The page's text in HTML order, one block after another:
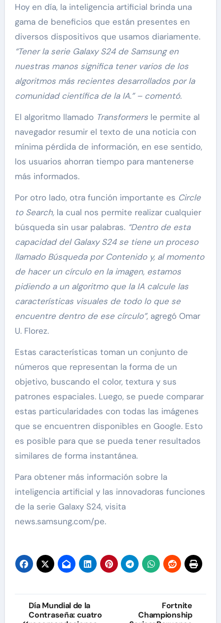
Hoy en día, la inteligencia artificial brinda una
gama de beneficios que están presentes en
diversos dispositivos que usamos diariamente.
“Tener la serie Galaxy S24 de Samsung en
nuestras manos significa tener varios de los
algoritmos más recientes desarrollados por la
comunidad científica de la IA.” – comentó.
El algoritmo llamado Transformersle permite al
navegador resumir el texto de una noticia con
mínima pérdida de información, en ese sentido,
los usuarios ahorran tiempo para mantenerse
más informados.
Por otro lado, otra función importante es Circle
to Search,la cual nos permite realizar cualquier
búsqueda sin usar palabras. “Dentro de esta
capacidad del Galaxy S24 se tiene un proceso
llamado Búsqueda por Contenido y, al momento
de hacer un círculo en la imagen, estamos
pidiendo a un algoritmo que la IA calcule las
características visuales de todo lo que se
encuentre dentro de ese círculo”, agregó Omar
U. Florez.
Estas características toman un conjunto de
números que representan la forma de un
objetivo, buscando el color, textura y sus
patrones espaciales. Luego, se puede comparar
estas particularidades con todas las imágenes
que se encuentren disponibles en Google. Esto
es posible para que se pueda tener resultados
similares de forma instantánea.
Para obtener más información sobre la
inteligencia artificial y las innovadoras funciones
de la serie Galaxy S24, visita
news.samsung.com/pe.
Navegación
Día Mundial de la
Contraseña: cuatro
Fortnite
Championship